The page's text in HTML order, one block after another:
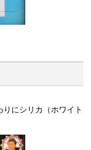
にシリカ（ホワイト